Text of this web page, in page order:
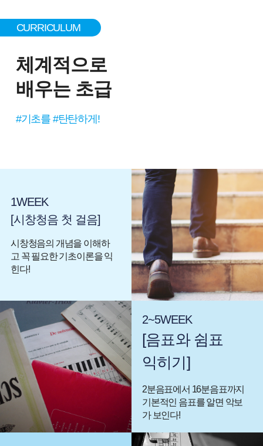
CURRICULUM
체계적으로
배우는 초급
#기초를 #탄탄하게!
1WEEK
[시창청음 첫 걸음]
시창청음의 개념을 이해하
고 꼭 필요한 기초이론을 익
힌다!
2~5WEEK
[음표와 쉼표
익히기]
2분음표에서 16분음표까지
기본적인 음표를 알면 악보
가 보인다!